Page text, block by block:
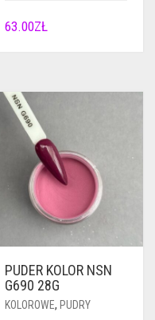
63.00ZŁ
PUDER KOLOR NSN
G690 28G
KOLOROWE, PUDRY